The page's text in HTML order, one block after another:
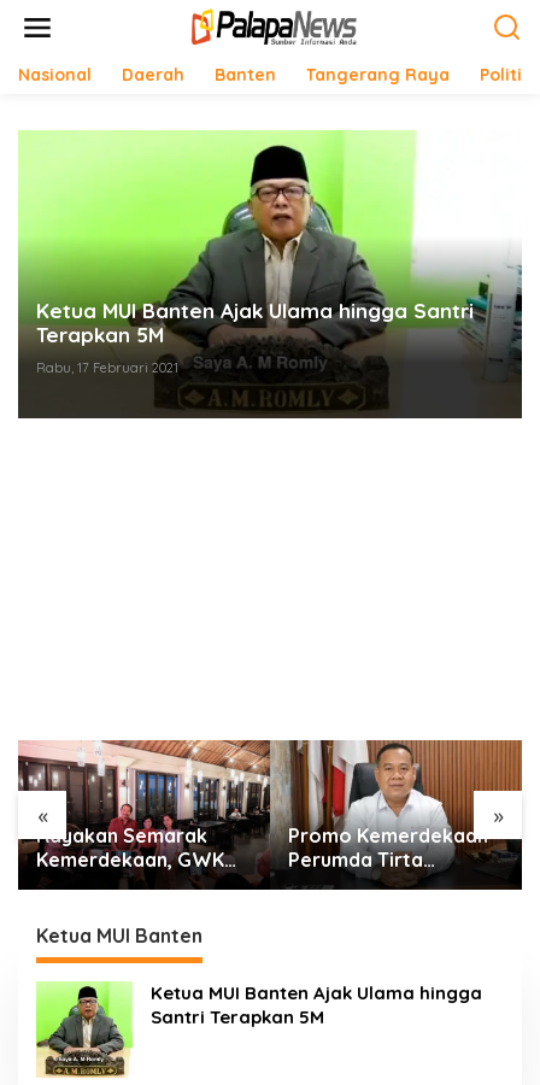
Nasional Daerah Banten Tangerang Raya Politik
Ketua MUI Banten Ajak Ulama hingga Santri
Terapkan 5M
Rabu, 17 Februari 2021
« »
Promo Kemerdekaan
Perumda Tirta
Benteng, Biaya
Bersih Cuma Rp237
Ribu
Menaker: Mismatch
Kompetensi Lulusan
Masih Jadi Tantangan
Ketua MUI Banten
Ketua MUI Banten Ajak Ulama hingga
Santri Terapkan 5M